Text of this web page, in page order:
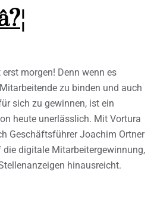
morgen! Denn wenn es
zu binden und auch
sich zu gewinnen, ist ein
heute unerlässlich. Mit Vortura
Geschäftsführer Joachim Ortner
die digitale Mitarbeitergewinnung,
hinausreicht.